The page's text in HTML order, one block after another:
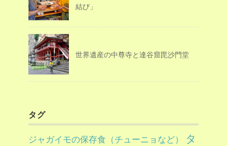
結び」
世界遺産の中尊寺と達谷窟毘沙門堂
タグ
ジャガイモの保存食（チューニョなど）
タ